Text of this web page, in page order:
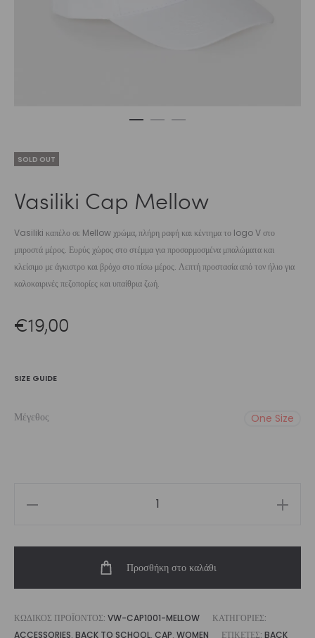
SOLD OUT
Vasiliki Cap Mellow
Vasiliki καπέλο σε Mellow χρώμα, πλήρη ραφή και κέντημα το logo V στο
μπροστά μέρος. Ευρύς χώρος στο στέμμα για προσαρμοσμένα μπαλώματα και
κλείσιμο με άγκιστρο και βρόχο στο πίσω μέρος. Λεπτή προστασία από τον ήλιο για
καλοκαιρινές πεζοπορίες και υπαίθρια ζωή.
€19,00
SIZE GUIDE
Μέγεθος One Size
Προσθήκη στο καλάθι
ΚΩΔΙΚΌΣ ΠΡΟΪΌΝΤΟΣ: VW-CAP1001-MELLOW
ΚΑΤΗΓΟΡΊΕΣ:
ACCESSORIES, BACK TO SCHOOL, CAP, WOMEN ΕΤΙΚΈΤΕΣ: BACK